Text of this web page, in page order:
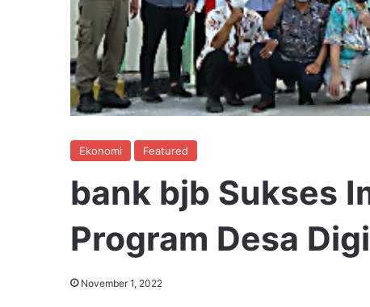
Ekonomi Featured
bank bjb Sukses
Program Desa
November 1, 2022